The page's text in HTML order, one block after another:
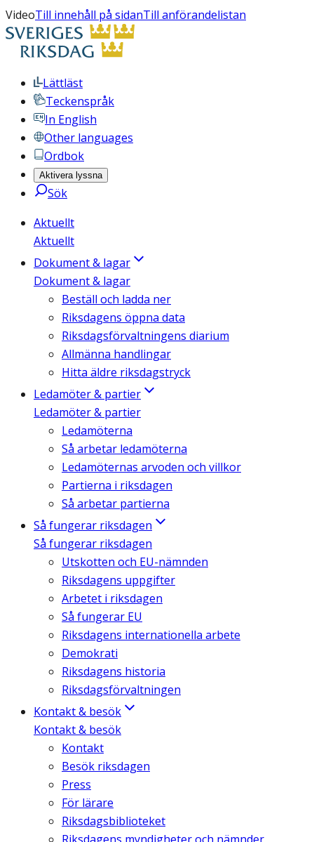
VideoTill innehåll på sidanTill anförandelistan
Lättläst
Teckenspråk
In English
Other languages
Ordbok
Aktivera lyssna
Sök
Aktuellt
Aktuellt
Dokument & lagar
Dokument & lagar
Beställ och ladda ner
Riksdagens öppna data
Riksdagsförvaltningens diarium
Allmänna handlingar
Hitta äldre riksdagstryck
Ledamöter & partier
Ledamöter & partier
Ledamöterna
Så arbetar ledamöterna
Ledamöternas arvoden och villkor
Partierna i riksdagen
Så arbetar partierna
Så fungerar riksdagen
Så fungerar riksdagen
Utskotten och EU-nämnden
Riksdagens uppgifter
Arbetet i riksdagen
Så fungerar EU
Riksdagens internationella arbete
Demokrati
Riksdagens historia
Riksdagsförvaltningen
Kontakt & besök
Kontakt & besök
Kontakt
Besök riksdagen
Press
För lärare
Riksdagsbiblioteket